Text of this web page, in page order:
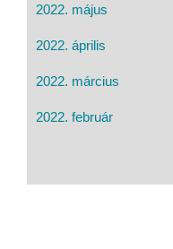
2022. május
2022. április
2022. március
2022. február